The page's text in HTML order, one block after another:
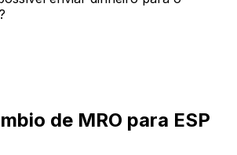
de MRO para ESP